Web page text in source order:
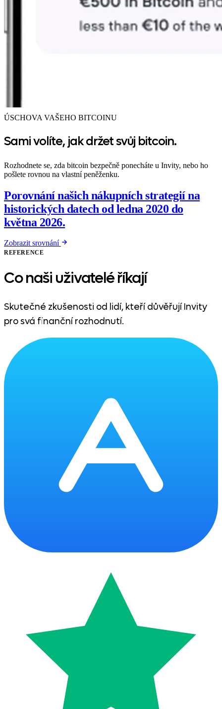
ÚSCHOVA VAŠEHO BITCOINU
Sami volíte, jak držet svůj bitcoin.
Rozhodnete se, zda bitcoin bezpečně ponecháte u Invity, nebo ho
pošlete rovnou na vlastní peněženku.
Porovnání našich nákupních strategií na
historických datech od ledna 2020 do
května 2026.
Zobrazit srovnání
REFERENCE
Co naši uživatelé říkají
Skutečné zkušenosti od lidí, kteří důvěřují Invity
pro svá finanční rozhodnutí.